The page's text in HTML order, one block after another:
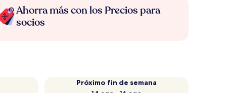
Ahorra más con los Precios para
socios
Próximo fin de semana